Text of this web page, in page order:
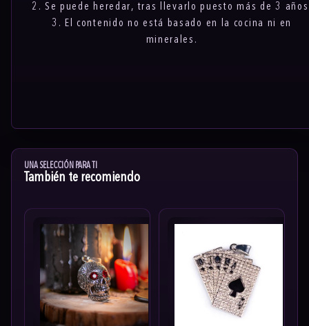
2. Se puede heredar, tras llevarlo puesto más de 3
3. El contenido no está basado en la cocina ni en
minerales.
UNA SELECCIÓN PARA TI
También te recomiendo